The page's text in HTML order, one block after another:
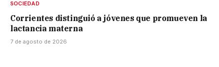
SOCIEDAD
Corrientes distinguió a jóvenes que promueven la
lactancia materna
7 de agosto de 2026